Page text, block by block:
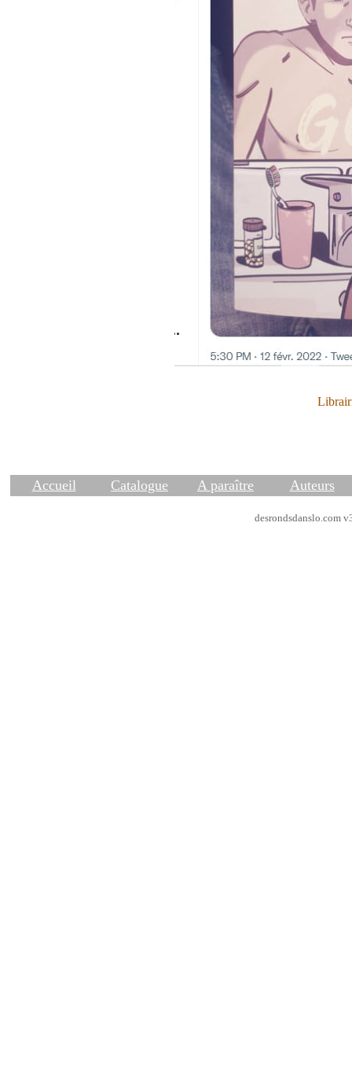
Accueil Catalogue A paraître Auteurs
desrondsdanslo.com